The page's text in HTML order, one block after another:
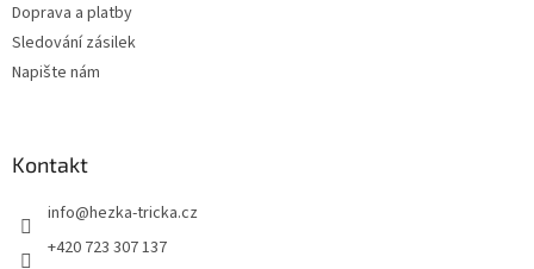
Doprava a platby
Sledování zásilek
Napište nám
Kontakt
info@hezka-tricka.cz
+420 723 307 137